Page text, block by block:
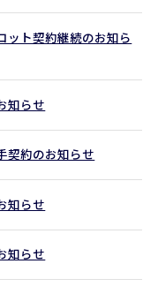
ット契約継続のお知ら
知らせ
契約のお知らせ
知らせ
知らせ